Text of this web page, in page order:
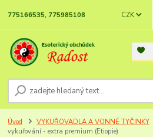
CZK
775166535, 775985108
Úvod VYKUŘOVADLA A VONNÉ TYČINKY
vykuřování - extra premium (Etiopie)